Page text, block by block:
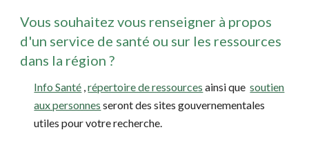
Vous souhaitez vous renseigner à propos
d'un service de santé ou sur les ressources
dans la région ?
Info Santé ,répertoire de ressources ainsi quesoutien
aux personnes seront des sites gouvernementales
utiles pour votre recherche.